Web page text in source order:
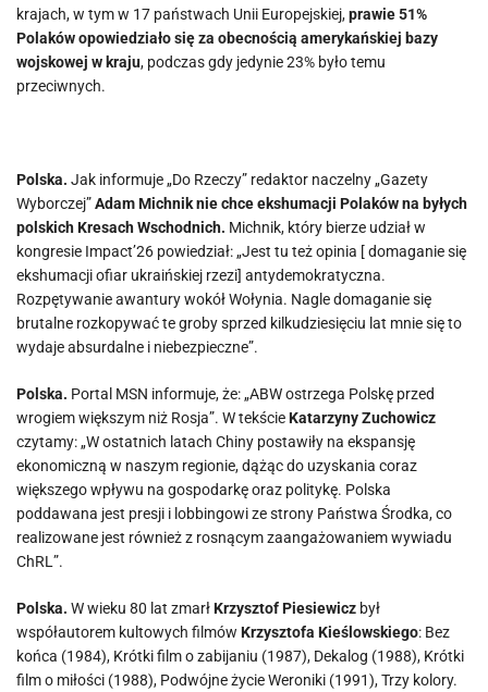
krajach, w tym w 17 państwach Unii Europejskiej,prawie 51%
Polaków opowiedziało się za obecnością amerykańskiej bazy
wojskowej w kraju, podczas gdy jedynie 23% było temu
przeciwnych.
Polska. Jak informuje „Do Rzeczy” redaktor naczelny „Gazety
Wyborczej”Adam Michnik nie chce ekshumacji Polaków na byłych
polskich Kresach Wschodnich. Michnik, który bierze udział w
kongresie Impact’26 powiedział: „Jest tu też opinia [ domaganie się
ekshumacji ofiar ukraińskiej rzezi] antydemokratyczna.
Rozpętywanie awantury wokół Wołynia. Nagle domaganie się
brutalne rozkopywać te groby sprzed kilkudziesięciu lat mnie się to
wydaje absurdalne i niebezpieczne”.
Polska. Portal MSN informuje, że: „ABW ostrzega Polskę przed
wrogiem większym niż Rosja”. W tekścieKatarzyny Zuchowicz
czytamy: „W ostatnich latach Chiny postawiły na ekspansję
ekonomiczną w naszym regionie, dążąc do uzyskania coraz
większego wpływu na gospodarkę oraz politykę. Polska
poddawana jest presji i lobbingowi ze strony Państwa Środka, co
realizowane jest również z rosnącym zaangażowaniem wywiadu
ChRL”.
Polska. W wieku 80 lat zmarłKrzysztof Piesiewicz był
współautorem kultowych filmów Krzysztofa Kieślowskiego: Bez
końca (1984), Krótki film o zabijaniu (1987), Dekalog (1988), Krótki
film o miłości (1988), Podwójne życie Weroniki (1991), Trzy kolory.